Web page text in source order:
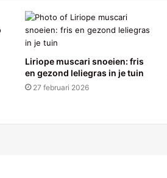
Liriope muscari snoeien: fris
en gezond leliegras in je tuin
27 februari 2026